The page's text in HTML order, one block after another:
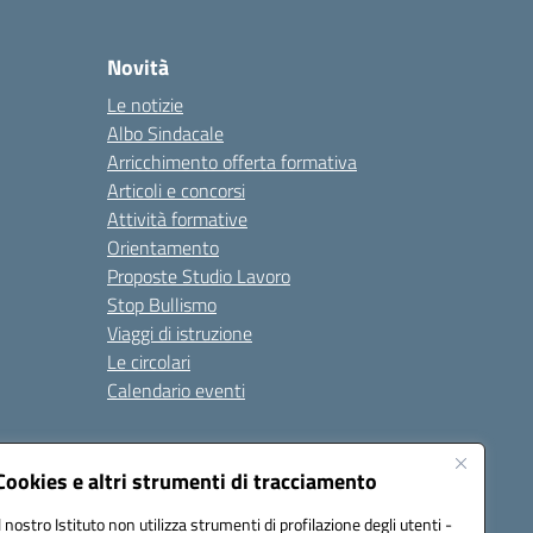
e altri strumenti di tracciamento
nostro Istituto non utilizza strumenti di profilazione degli utenti -
Novità
Le notizie
Albo Sindacale
Arricchimento offerta formativa
Articoli e concorsi
Attività formative
Orientamento
Proposte Studio Lavoro
Stop Bullismo
Viaggi di istruzione
Le circolari
Calendario eventi
Seguici su: